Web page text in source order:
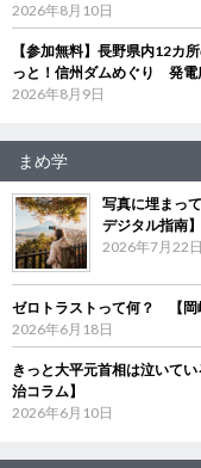
2026年8月10日
【参加無料】長野県内12カ
っと！信州ダムめぐり 発電
2026年8月9日
まめ学
写真に埋まっ
デジタル指南】
2026年7月22日
ゼロトラストって何？ 【岡
2026年6月18日
きっと大平元首相は泣いて
治コラム】
2026年6月10日